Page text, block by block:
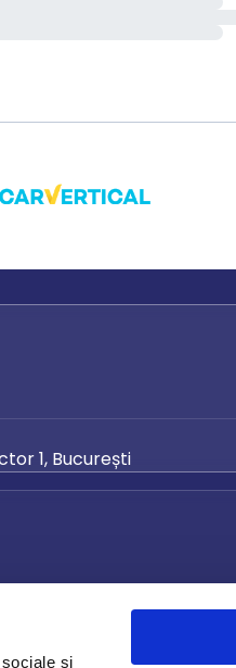
și
1, București